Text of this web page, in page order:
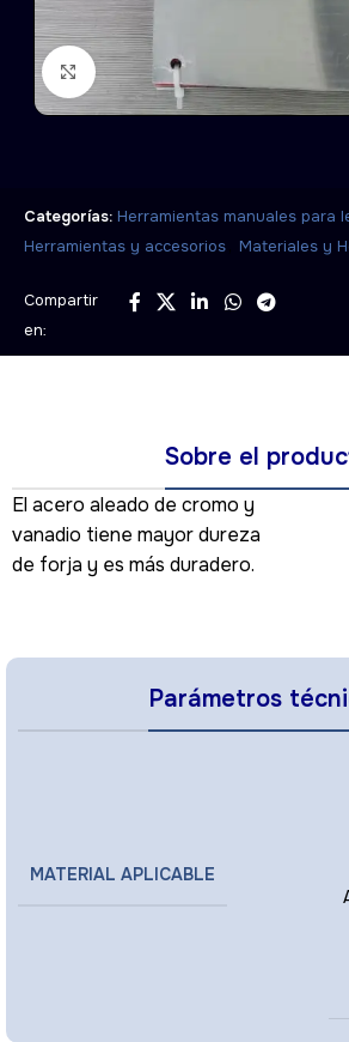
Click to enlarge
Categorías: Herramientas manuales para
Herramientas y accesorios Materiales y
Compartir
en:
Sobre el
El acero aleado de cromo y
vanadio tiene mayor dureza
de forja y es más duradero.
Parámetros
MATERIAL APLICABLE